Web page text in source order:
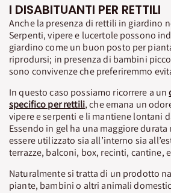
I DISABITUANTI PER RETTILI
Anche la presenza di rettili in giardino
Serpenti, vipere e lucertole possono
giardino come un buon posto per
riprodursi; in presenza di bambini
sono convivenze che preferiremmo
In questo caso possiamo ricorrere a un
specifico per rettili, che emana un
vipere e serpenti e li mantiene lontani
Essendo in gel ha una maggiore
essere utilizzato sia all’interno sia
terrazze, balconi, box, recinti, cantine,
Naturalmente si tratta di un prodotto
piante, bambini o altri animali